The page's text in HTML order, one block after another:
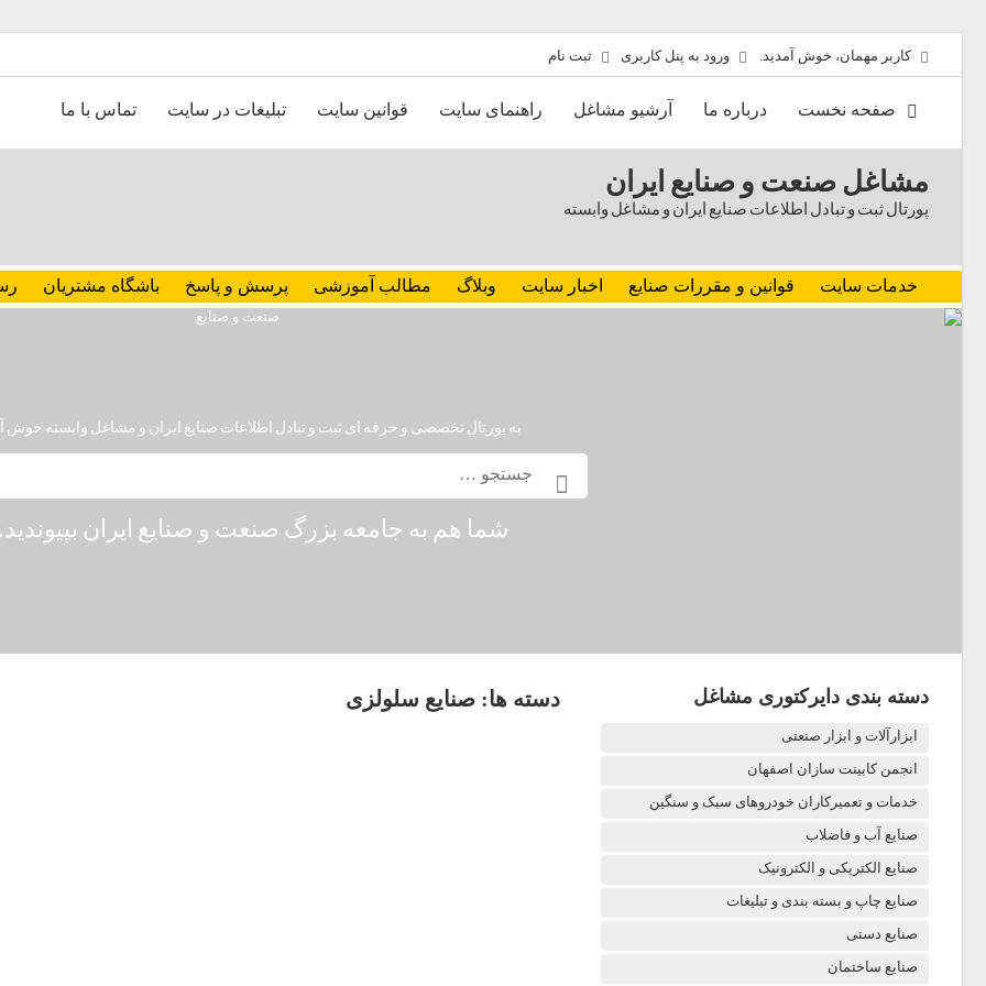
کاربر مهمان، خوش آمدید. ورود به پنل کاربری ثبت نام
صفحه نخست درباره ما آرشیو مشاغل راهنمای سایت قوانین سایت تبلیغات در سایت تماس با ما
مشاغل صنعت و صنایع ایران
پورتال ثبت و تبادل اطلاعات صنایع ایران و مشاغل وابسته
خدمات سایت قوانین و مقررات صنایع اخبار سایت وبلاگ مطالب آموزشی پرسش و پاسخ باشگاه مشتریان
به پورتال تخصصی و حرفه ای ثبت و تبادل اطلاعات صنایع ایران و مشاغل وابسته خوش
شما هم به جامعه بزرگ صنعت و صنایع ایران
دسته ها: صنایع سلولزی دسته بندی دایرکتوری مشاغل
ابزارآلات و ابزار صنعتی
انجمن کابینت سازان اصفهان
خدمات و تعمیرکاران خودروهای سبک و سنگین
صنایع آب و فاضلاب
صنایع الکتریکی و الکترونیک
صنایع چاپ و بسته بندی و تبلیغات
صنایع دستی
صنایع ساختمان